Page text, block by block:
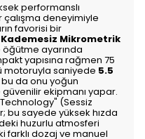
performanslı
deneyimiyle
favorisi bir
Kademesiz Mikrometrik
ayarında
yapısına rağmen 75
motoruyla saniyede 5.5
da onu yoğun
ekipmanı yapar.
(Sessiz
bu sayede yüksek hızda
huzurlu atmosferi
farklı dozaj ve manuel